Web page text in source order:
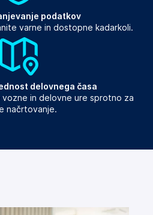
podatkov
varne in dostopne kadarkoli.
delovnega časa
in delovne ure sprotno za
načrtovanje.